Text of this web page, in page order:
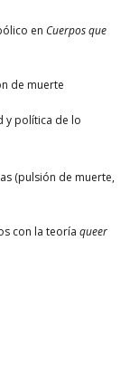
en Cuerpos que
de muerte
y política de lo
(pulsión de muerte,
con la teoríaqueer